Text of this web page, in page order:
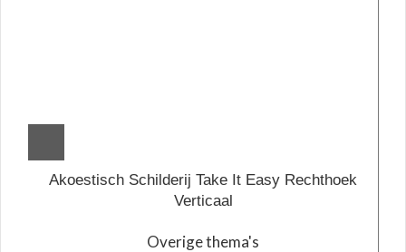
Akoestisch Schilderij Take It Easy Rechthoek
Verticaal
Overige thema's